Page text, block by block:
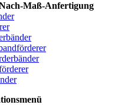
Maß-Anfertigung